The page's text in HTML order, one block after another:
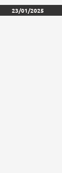
23/01/2025